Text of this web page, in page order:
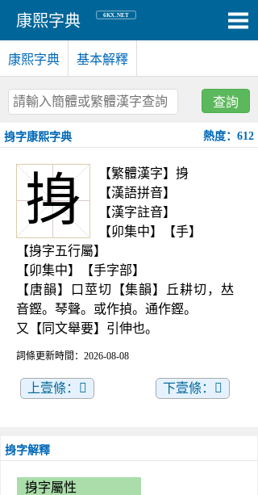
康熙字典 6KX.NET
康熙字典 基本解釋
查詢
㧶字康熙字典 熱度：612
㧶
【繁體漢字】㧶
【漢語拼音】
【漢字註音】
【卯集中】【手】
【㧶字五行屬】
【卯集中】【手字部】
【唐韻】口莖切【集韻】丘耕切，𠀤
音鏗。琴聲。或作揁。通作鏗。
又【同文舉要】引伸也。
詞條更新時間：2026-08-08
上壹條：𡌖 下壹條：𡷨
㧶字解釋
㧶字屬性